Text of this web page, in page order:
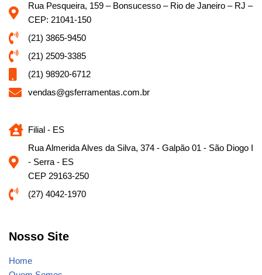
Rua Pesqueira, 159 – Bonsucesso – Rio de Janeiro – RJ –
CEP: 21041-150
(21) 3865-9450
(21) 2509-3385
(21) 98920-6712
vendas@gsferramentas.com.br
Filial - ES
Rua Almerida Alves da Silva, 374 - Galpão 01 - São Diogo I
- Serra - ES
CEP 29163-250
(27) 4042-1970
Nosso Site
Home